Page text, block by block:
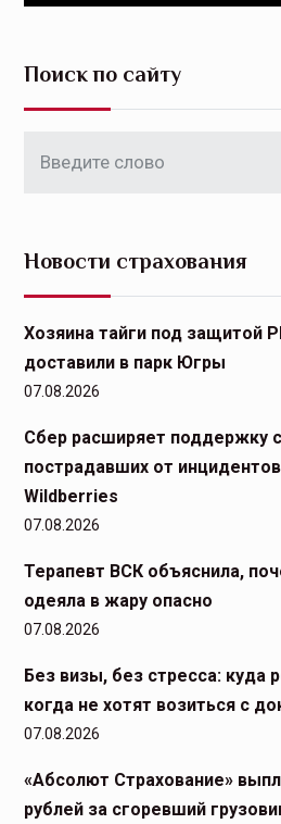
Поиск по сайту
Новости страхования
Хозяина тайги под защитой
доставили в парк Югры
07.08.2026
Сбер расширяет поддержку
пострадавших от
Wildberries
07.08.2026
Терапевт ВСК объяснила,
одеяла в жару опасно
07.08.2026
Без визы, без стресса: куда
когда не хотят возиться с
07.08.2026
«Абсолют Страхование»
рублей за сгоревший